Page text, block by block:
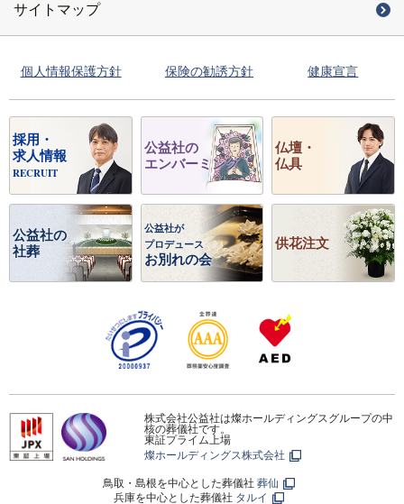
サイトマップ
個人情報保護方針 保険の勧誘方針 健康宣言
採用・
求人情報
RECRUIT
公益社の
エンバーミング
仏壇・
仏具
公益社の
社葬
公益社が
プロデュース
お別れの会
供花注文
株式会社公益社は燦ホールディングスグループの中
核の葬儀社です。
東証プライム上場
燦ホールディングス株式会社
鳥取・島根を中心とした葬儀社 葬仙
兵庫を中心とした葬儀社 タルイ